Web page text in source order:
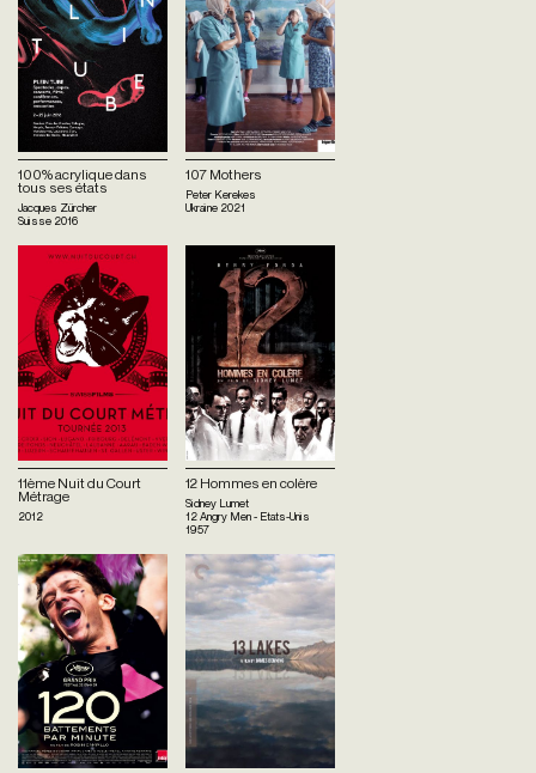
100% acrylique dans
tous ses états
Jacques Zürcher
Suisse 2016
107 Mothers
Peter Kerekes
Ukraine 2021
11ème Nuit du Court
Métrage
2012
12 Hommes en colère
Sidney Lumet
12 Angry Men - Etats-Unis
1957